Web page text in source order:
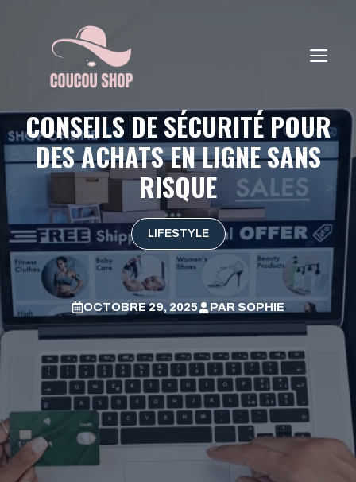
CONSEILS DE SÉCURITÉ POUR
DES ACHATS EN LIGNE SANS
RISQUE
LIFESTYLE
OCTOBRE 29, 2025 PAR SOPHIE